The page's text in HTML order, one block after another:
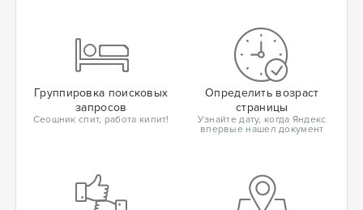
Группировка поисковых
запросов
Сеошник спит, работа кипит!
Определить возраст
страницы
Узнайте дату, когда Яндекс
впервые нашел документ